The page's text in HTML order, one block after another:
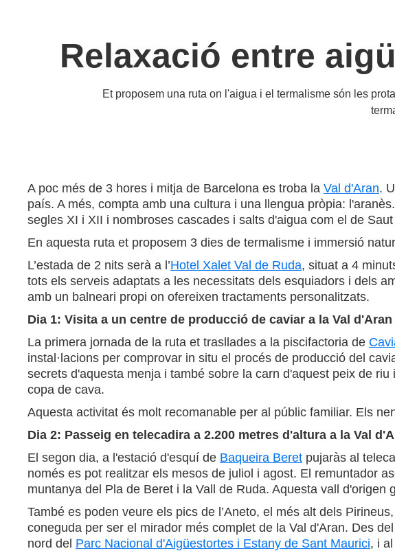
Relaxació entre
Et proposem una ruta on l'aigua i el termalisme són les
A poc més de 3 hores i mitja de Barcelona es troba la Val d'Aran.
país. A més, compta amb una cultura i una llengua pròpia:
segles XI i XII i nombroses cascades i salts d'aigua com el de
En aquesta ruta et proposem 3 dies de termalisme i immersió
L’estada de 2 nits serà a l’Hotel Xalet Val de Ruda, situat a 4
tots els serveis adaptats a les necessitats dels esquiadors i dels
amb un balneari propi on ofereixen tractaments personalitzats.
Dia 1: Visita a un centre de producció de caviar a la Val d'Aran
La primera jornada de la ruta et trasllades a la piscifactoria de
instal·lacions per comprovar in situ el procés de producció del
secrets d'aquesta menja i també sobre la carn d'aquest peix de
copa de cava.
Aquesta activitat és molt recomanable per al públic familiar. Els
Dia 2: Passeig en telecadira a 2.200 metres d'altura a la Val
El segon dia, a l'estació d'esquí de Baqueira Beret pujaràs al
només es pot realitzar els mesos de juliol i agost. El remuntador
muntanya del Pla de Beret i la Vall de Ruda. Aquesta vall
També es poden veure els pics de l’Aneto, el més alt dels
coneguda per ser el mirador més complet de la Val d'Aran. Des
nord del Parc Nacional d'Aigüestortes i Estany de Sant Maurici, i